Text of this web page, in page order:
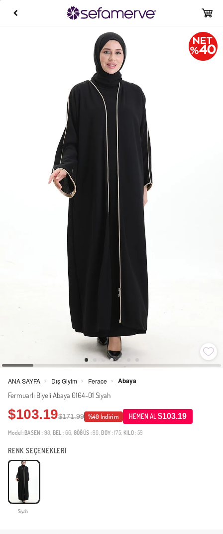
ANA SAYFA > Dış Giyim > Ferace > Abaya
Fermuarlı Biyeli Abaya 0164-01 Siyah
$103.19$171.99 %40 İndirim HEMEN AL$103.19
Model: BASEN : 98, BEL : 66, GÖĞÜS : 90, BOY : 175, KILO: 59
RENK SEÇENEKLERİ
Siyah